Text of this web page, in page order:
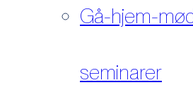
Gå-hjem-
seminarer